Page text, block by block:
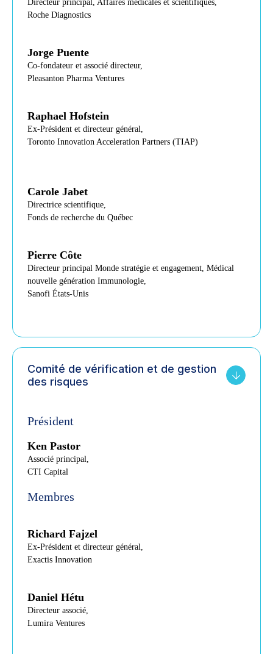
Directeur principal, Affaires médicales et scientifiques,
Roche Diagnostics
Jorge Puente
Co-fondateur et associé directeur,
Pleasanton Pharma Ventures
Raphael Hofstein
Ex-Président et directeur général,
Toronto Innovation Acceleration Partners (TIAP)
Carole Jabet
Directrice scientifique,
Fonds de recherche du Québec
Pierre Côte
Directeur principal Monde stratégie et engagement, Médical
nouvelle génération Immunologie,
Sanofi États-Unis
Comité de vérification et de gestion
des risques
Président
Ken Pastor
Associé principal,
CTI Capital
Membres
Richard Fajzel
Ex-Président et directeur général,
Exactis Innovation
Daniel Hétu
Directeur associé,
Lumira Ventures